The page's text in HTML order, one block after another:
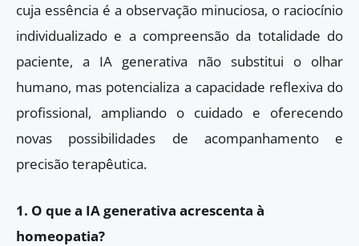
cuja essência é a observação minuciosa, o raciocínio
individualizado e a compreensão da totalidade do
paciente, a IA generativa não substitui o olhar
humano, mas potencializa a capacidade reflexiva do
profissional, ampliando o cuidado e oferecendo
novas possibilidades de acompanhamento e
precisão terapêutica.
1. O que a IA generativa acrescenta à
homeopatia?